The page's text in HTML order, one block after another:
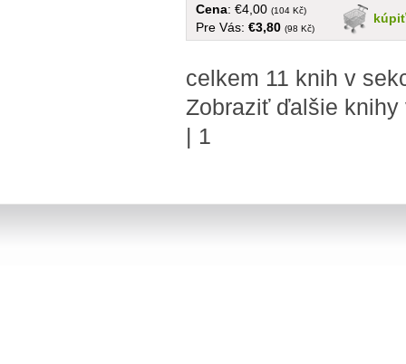
kúpiť
Cena: €4,00 (104 Kč)
Pre Vás: €3,80 (98 Kč)
celkem 11 knih v
Zobraziť ďalšie
| 1